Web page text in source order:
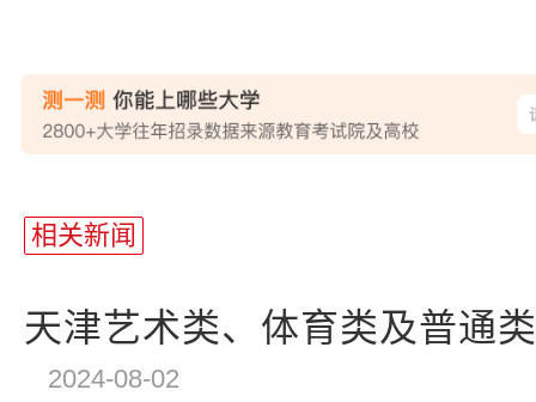
相关新闻
天津艺术类、体育类及普通
2024-08-02